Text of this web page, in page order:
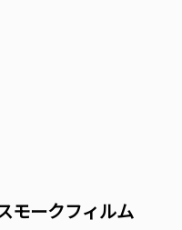
モークフィルム